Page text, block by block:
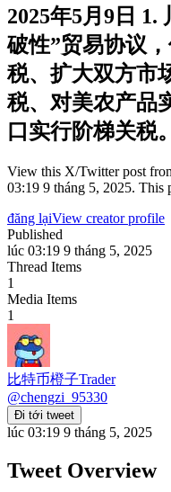
2025年5月9日 1.
破性”贸易协议
税、扩大双方市
税、对美农产品
口实行阶梯关税
View this X/Twitter post
03:19 9 tháng 5, 2025. This
đăng lạiView creator profile
Published
lúc 03:19 9 tháng 5, 2025
Thread Items
1
Media Items
1
比特币橙子Trader
@chengzi_95330
Đi tới tweet
lúc 03:19 9 tháng 5, 2025
Tweet Overview